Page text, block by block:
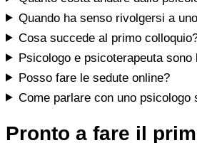
Quando ha senso rivolgersi a
Cosa succede al primo
Psicologo e psicoterapeuta
Posso fare le sedute online?
Come parlare con uno psicologo
Pronto a fare il